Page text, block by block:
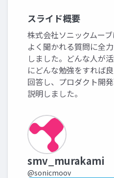
スライド概要
株式会社ソニックムー
よく聞かれる質問に全
しました。どんな人が
にどんな勉強をすれば
回答し、プロダクト開
説明しました。
smv_murakami
@sonicmoov